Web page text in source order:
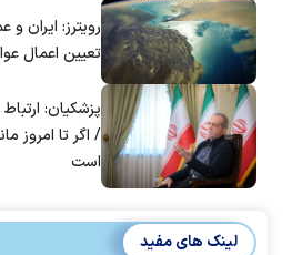
رویترز: ایران
تعیین اعمال
پزشکیان:
/ اگر تا امروز
است
لینک های مفید